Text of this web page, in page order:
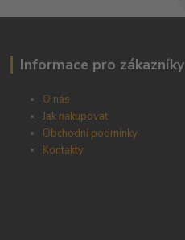
Informace pro zákazníky
O nás
Jak nakupovat
Obchodní podmínky
Kontakty